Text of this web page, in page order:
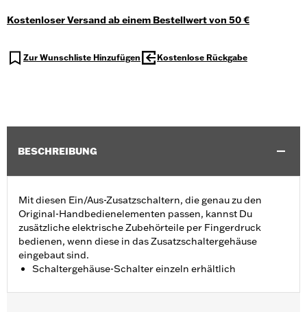
Kostenloser Versand ab einem Bestellwert von 50 €
Zur Wunschliste Hinzufügen Kostenlose Rückgabe
BESCHREIBUNG
Mit diesen Ein/Aus-Zusatzschaltern, die genau zu den
Original-Handbedienelementen passen, kannst Du
zusätzliche elektrische Zubehörteile per Fingerdruck
bedienen, wenn diese in das Zusatzschaltergehäuse
eingebaut sind.
Schaltergehäuse-Schalter einzeln erhältlich